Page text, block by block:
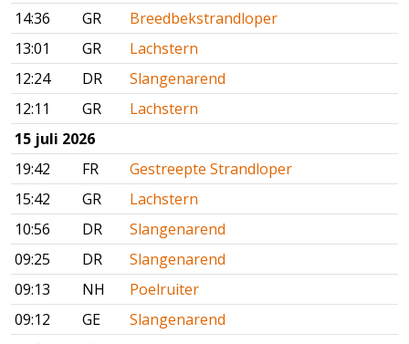
14:36
GR
Breedbekstrandloper
13:01
GR
Lachstern
12:24
DR
Slangenarend
12:11
GR
Lachstern
15 juli 2026
19:42
FR
Gestreepte Strandloper
15:42
GR
Lachstern
10:56
DR
Slangenarend
09:25
DR
Slangenarend
09:13
NH
Poelruiter
09:12
GE
Slangenarend